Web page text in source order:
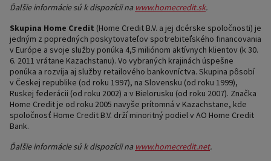
Ďalšie informácie sú k dispozícii na www.homecredit.sk.
Skupina Home Credit (Home Credit B.V. a jej dcérske spoločnosti) je
jedným z popredných poskytovateľov spotrebiteľského financovania
v Európe a svoje služby ponúka 4,5 miliónom aktívnych klientov (k 30.
6. 2011 vrátane Kazachstanu). Vo vybraných krajinách úspešne
ponúka a rozvíja aj služby retailového bankovníctva. Skupina pôsobí
v Českej republike (od roku 1997), na Slovensku (od roku 1999),
Ruskej federácii (od roku 2002) a v Bielorusku (od roku 2007). Značka
Home Credit je od roku 2005 navyše prítomná v Kazachstane, kde
spoločnosť Home Credit B.V. drží minoritný podiel v AO Home Credit
Bank.
Ďalšie informácie sú k dispozícii na www.homecredit.net.